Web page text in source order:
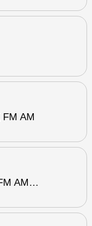
AM
AM…